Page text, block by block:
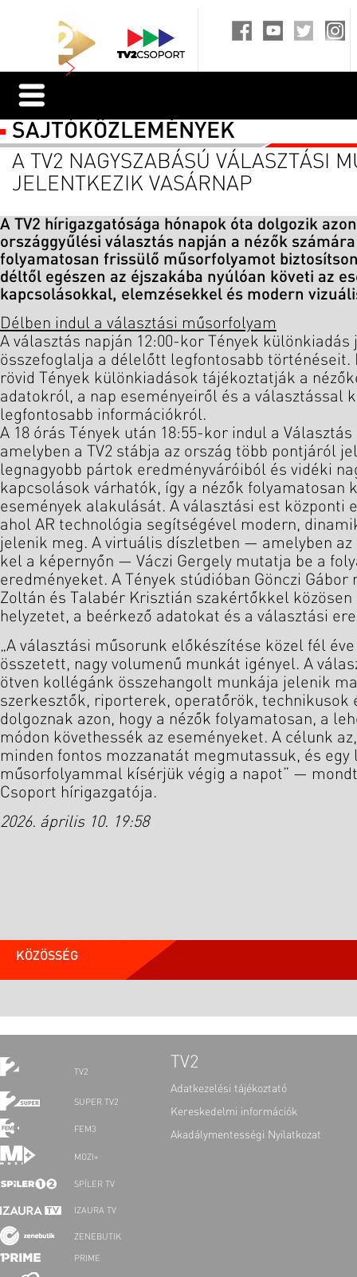
SAJTÓKÖZLEMÉNYEK
A TV2 NAGYSZABÁSÚ VÁLASZTÁSI
JELENTKEZIK VASÁRNAP
A TV2 hírigazgatósága hónapok óta dolgozik
országgyűlési választás napján a nézők
folyamatosan frissülő műsorfolyamot
déltől egészen az éjszakába nyúlóan követi az
kapcsolásokkal, elemzésekkel és modern
Délben indul a választási műsorfolyam
A választás napján 12:00-kor Tények
összefoglalja a délelőtt legfontosabb történéseit.
rövid Tények különkiadások tájékoztatják a
adatokról, a nap eseményeiről és a választással
legfontosabb információkról.
A 18 órás Tények után 18:55-kor indul a
amelyben a TV2 stábja az ország több pontjáról
legnagyobb pártok eredményváróiból és vidéki
kapcsolások várhatók, így a nézők folyamatosan
események alakulását. A választási est központi
ahol AR technológia segítségével modern,
jelenik meg. A virtuális díszletben — amelyben az
kel a képernyőn — Váczi Gergely mutatja be a
eredményeket. A Tények stúdióban Gönczi
Zoltán és Talabér Krisztián szakértőkkel
helyzetet, a beérkező adatokat és a választási
„A választási műsorunk előkészítése közel fél
összetett, nagy volumenű munkát igényel. A
ötven kollégánk összehangolt munkája jelenik
szerkesztők, riporterek, operatőrök, technikusok
dolgoznak azon, hogy a nézők folyamatosan, a
módon követhessék az eseményeket. A célunk
minden fontos mozzanatát megmutassuk, és egy
műsorfolyammal kísérjük végig a napot” —
Csoport hírigazgatója.
2026. április 10. 19:58
KÖZÖSSÉG
TV2
SUPER TV2
FEM3
MOZI+
SPÍLER TV
IZAURA TV
ZENEBUTIK
PRIME
TV2
Adatkezelési tájékoztató
Kereskedelmi információk
Akadálymentességi Nyilatkozat